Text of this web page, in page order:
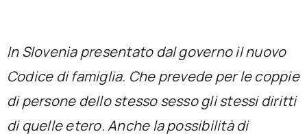
Sezioni
Chi siamo
In Slovenia presentato dal governo il nuovo
Codice di famiglia. Che prevede per le coppie
di persone dello stesso sesso gli stessi diritti
di quelle etero. Anche la possibilità di